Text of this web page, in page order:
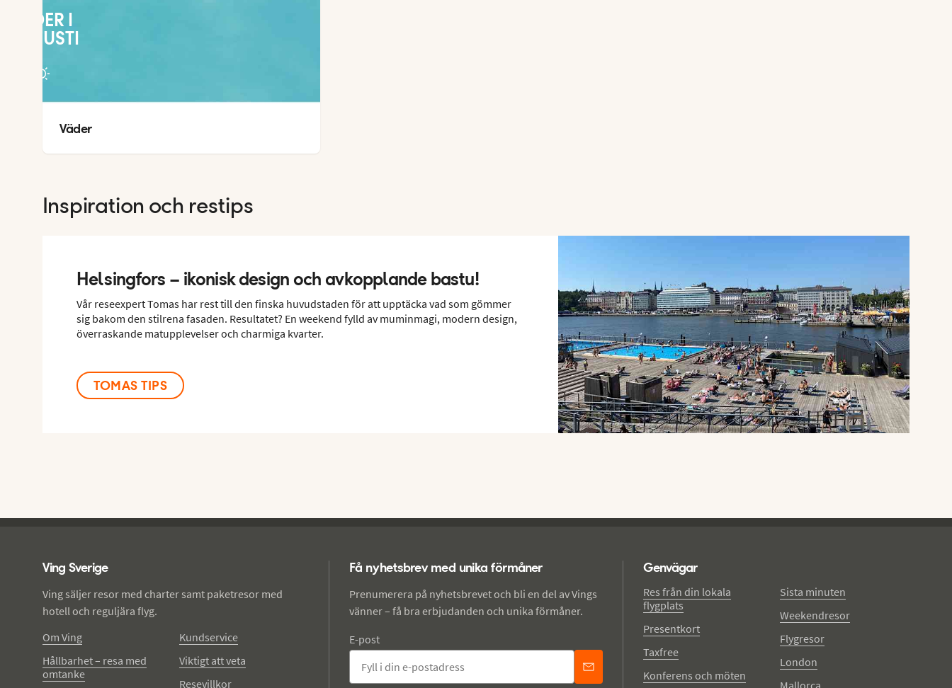
VÄDER I
AUGUSTI
°
Väder
Inspiration och restips
Helsingfors – ikonisk design och avkopplande bastu!
Vår reseexpert Tomas har rest till den finska huvudstaden för att upptäcka vad som gömmer
sig bakom den stilrena fasaden. Resultatet? En weekend fylld av muminmagi, modern design,
överraskande matupplevelser och charmiga kvarter.
TOMAS TIPS
Ving Sverige
Ving säljer resor med charter samt paketresor med
hotell och reguljära flyg.
Om Ving
Hållbarhet – resa med
omtanke
Kundservice
Viktigt att veta
Resevillkor
Få nyhetsbrev med unika förmåner
Prenumerera på nyhetsbrevet och bli en del av Vings
vänner – få bra erbjudanden och unika förmåner.
E-post
Genvägar
Res från din lokala
flygplats
Presentkort
Taxfree
Konferens och möten
Sista minuten
Weekendresor
Flygresor
London
Mallorca